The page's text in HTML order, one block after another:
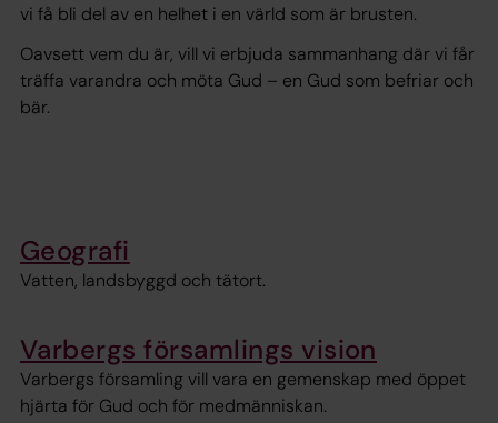
vi få bli del av en helhet i en värld som är brusten.
Oavsett vem du är, vill vi erbjuda sammanhang där vi får
träffa varandra och möta Gud – en Gud som befriar och
bär.
Geografi
Vatten, landsbyggd och tätort.
Varbergs församlings vision
Varbergs församling vill vara en gemenskap med öppet
hjärta för Gud och för medmänniskan.